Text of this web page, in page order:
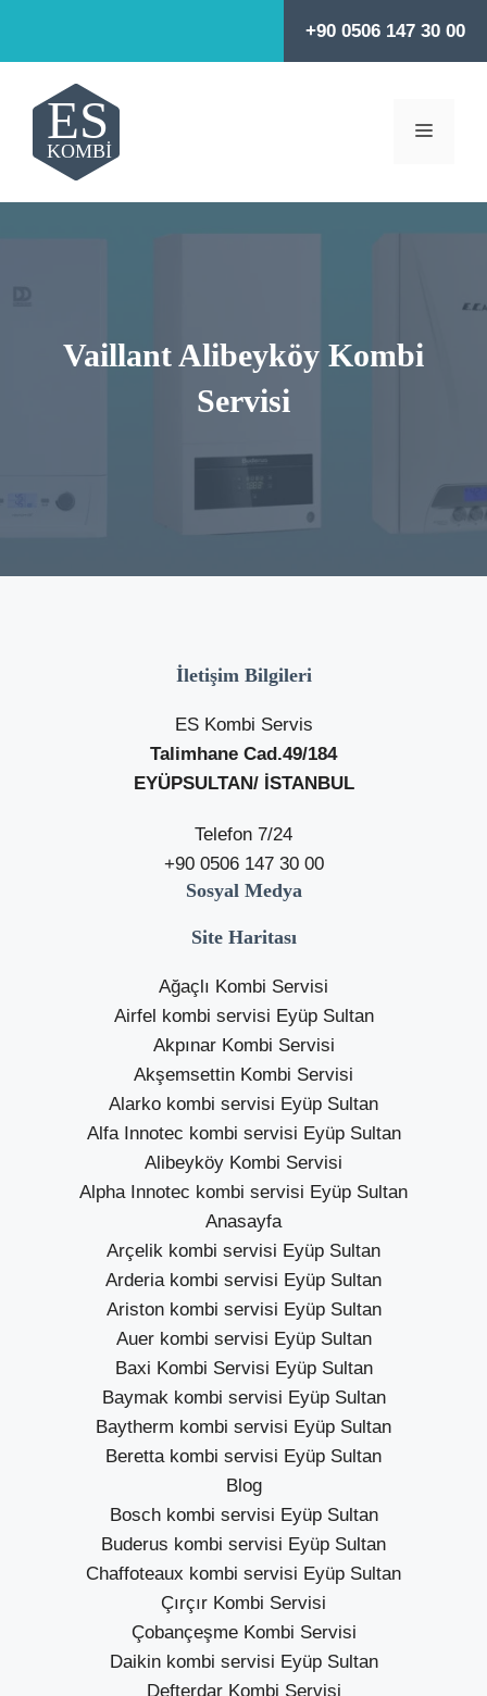
+90 0506 147 30 00
MENÜ
Vaillant Alibeyköy Kombi
Servisi
İletişim Bilgileri
ES Kombi Servis
Talimhane Cad.49/184
EYÜPSULTAN/ İSTANBUL
Telefon 7/24
+90 0506 147 30 00
Sosyal Medya
Site Haritası
Ağaçlı Kombi Servisi
Airfel kombi servisi Eyüp Sultan
Akpınar Kombi Servisi
Akşemsettin Kombi Servisi
Alarko kombi servisi Eyüp Sultan
Alfa Innotec kombi servisi Eyüp Sultan
Alibeyköy Kombi Servisi
Alpha Innotec kombi servisi Eyüp Sultan
Anasayfa
Arçelik kombi servisi Eyüp Sultan
Arderia kombi servisi Eyüp Sultan
Ariston kombi servisi Eyüp Sultan
Auer kombi servisi Eyüp Sultan
Baxi Kombi Servisi Eyüp Sultan
Baymak kombi servisi Eyüp Sultan
Baytherm kombi servisi Eyüp Sultan
Beretta kombi servisi Eyüp Sultan
Blog
Bosch kombi servisi Eyüp Sultan
Buderus kombi servisi Eyüp Sultan
Chaffoteaux kombi servisi Eyüp Sultan
Çırçır Kombi Servisi
Çobançeşme Kombi Servisi
Daikin kombi servisi Eyüp Sultan
Defterdar Kombi Servisi